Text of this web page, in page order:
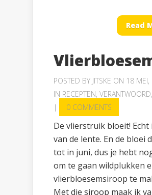
Read
POSTED BY JITSKE ON 18
IN RECEPTEN, VERANTWOORD,
|
0 COMMENTS
De vlierstruik bloeit! Echt
van de lente. En de bloei
tot in juni, dus je hebt
om te gaan wildplukken
vlierbloesemsiroop te
Met die siroop maak ik